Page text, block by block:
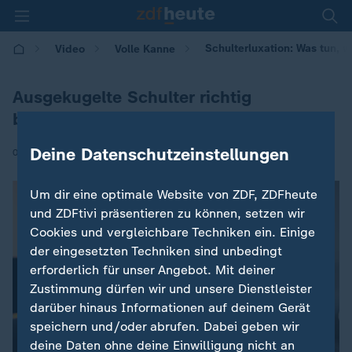
Video Volle Kanne Schulterluxation: Was tun,
Ausgekugelte Schulter richtig
behandeln
03.04.2025 | 09:05
Deine Datenschutzeinstellungen
Um dir eine optimale Website von ZDF, ZDFheute
und ZDFtivi präsentieren zu können, setzen wir
Cookies und vergleichbare Techniken ein. Einige
der eingesetzten Techniken sind unbedingt
erforderlich für unser Angebot. Mit deiner
Zustimmung dürfen wir und unsere Dienstleister
darüber hinaus Informationen auf deinem Gerät
speichern und/oder abrufen. Dabei geben wir
deine Daten ohne deine Einwilligung nicht an